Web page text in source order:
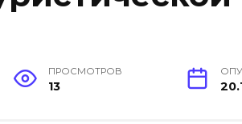
ПРОСМОТРОВ
13